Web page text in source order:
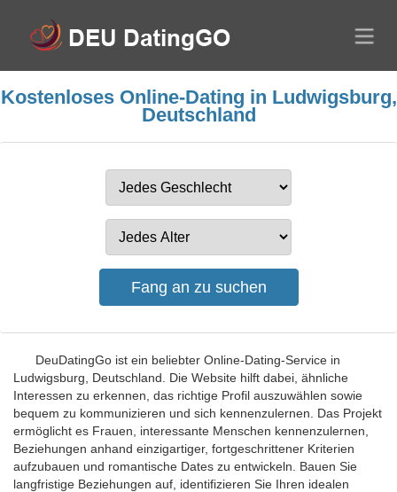
Kostenloses Online-Dating in Ludwigsburg,
Deutschland
DeuDatingGo ist ein beliebter Online-Dating-Service in
Ludwigsburg, Deutschland. Die Website hilft dabei, ähnliche
Interessen zu erkennen, das richtige Profil auszuwählen sowie
bequem zu kommunizieren und sich kennenzulernen. Das Projekt
ermöglicht es Frauen, interessante Menschen kennenzulernen,
Beziehungen anhand einzigartiger, fortgeschrittener Kriterien
aufzubauen und romantische Dates zu entwickeln. Bauen Sie
langfristige Beziehungen auf, identifizieren Sie Ihren idealen